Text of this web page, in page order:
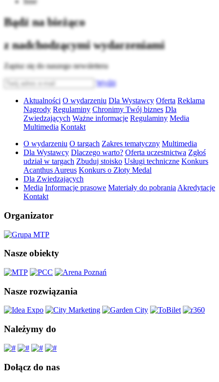
Bądź na bieżąco
z nadchodzącymi wydarzeniami
Zapisz się do naszego newslettera
Wyślij
Aktualności O wydarzeniu Dla Wystawcy Oferta Reklama
Nagrody Regulaminy Chronimy Twój biznes Dla
Zwiedzających Ważne informacje Regulaminy Media
Multimedia Kontakt
O wydarzeniu O targach Zakres tematyczny Multimedia
Dla Wystawcy Dlaczego warto? Oferta uczestnictwa Zgłoś
udział w targach Zbuduj stoisko Usługi techniczne Konkurs
Acanthus Aureus Konkurs o Złoty Medal
Dla Zwiedzających
Media Informacje prasowe Materiały do pobrania Akredytacje
Kontakt
Organizator
Nasze obiekty
Nasze rozwiązania
Należymy do
Dołącz do nas